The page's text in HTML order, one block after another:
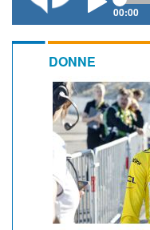
00:00
DONNE